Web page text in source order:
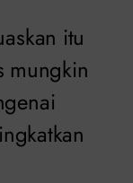
itu
mungkin